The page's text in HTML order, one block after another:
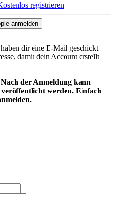
registrieren
anmelden
dir eine E-Mail geschickt.
damit dein Account erstellt
der Anmeldung kann
werden. Einfach